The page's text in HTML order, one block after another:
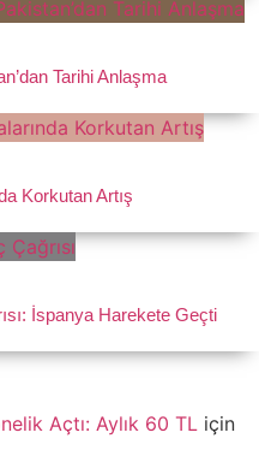
Tarihi Anlaşma
Korkutan Artış
İspanya Harekete Geçti
Açtı: Aylık 60 TL için